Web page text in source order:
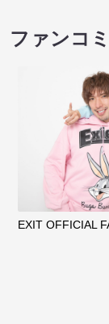
ファンコ
EXIT OFFICIAL